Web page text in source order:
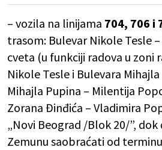
– vozila na linijama 704, 706 i
trasom: Bulevar Nikole Tesle
cveta (u funkciji radova u zoni
Nikole Tesle i Bulevara
Mihajla Pupina – Milentija
Zorana Đinđića – Vladimira
„Novi Beograd /Blok 20/”, dok
Zemunu saobraćati od